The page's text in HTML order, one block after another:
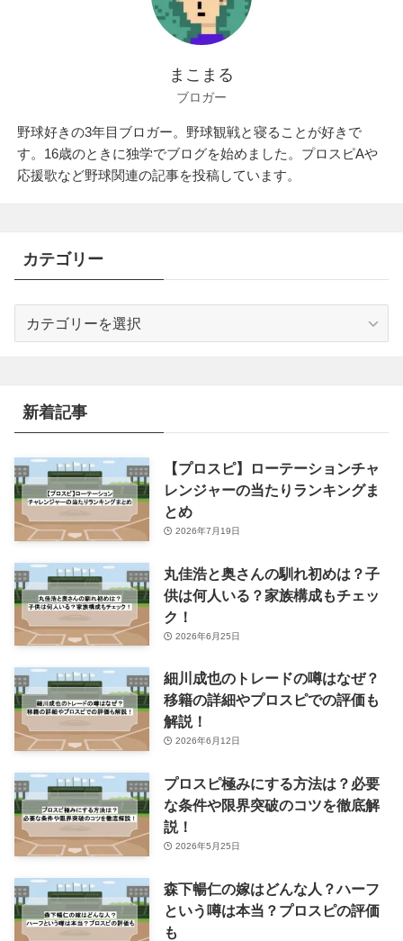
まこまる
ブロガー
野球好きの3年目ブロガー。野球観戦と寝ることが好きで
す。16歳のときに独学でブログを始めました。プロスピAや
応援歌など野球関連の記事を投稿しています。
カテゴリー
ー
新着記事
【プロスピ】ローテーションチャ
レンジャーの当たりランキングま
とめ
2026年7月19日
丸佳浩と奥さんの馴れ初めは？子
供は何人いる？家族構成もチェッ
ク！
2026年6月25日
細川成也のトレードの噂はなぜ？
移籍の詳細やプロスピでの評価も
解説！
2026年6月12日
プロスピ極みにする方法は？必要
な条件や限界突破のコツを徹底解
説！
2026年5月25日
森下暢仁の嫁はどんな人？ハーフ
という噂は本当？プロスピの評価
も